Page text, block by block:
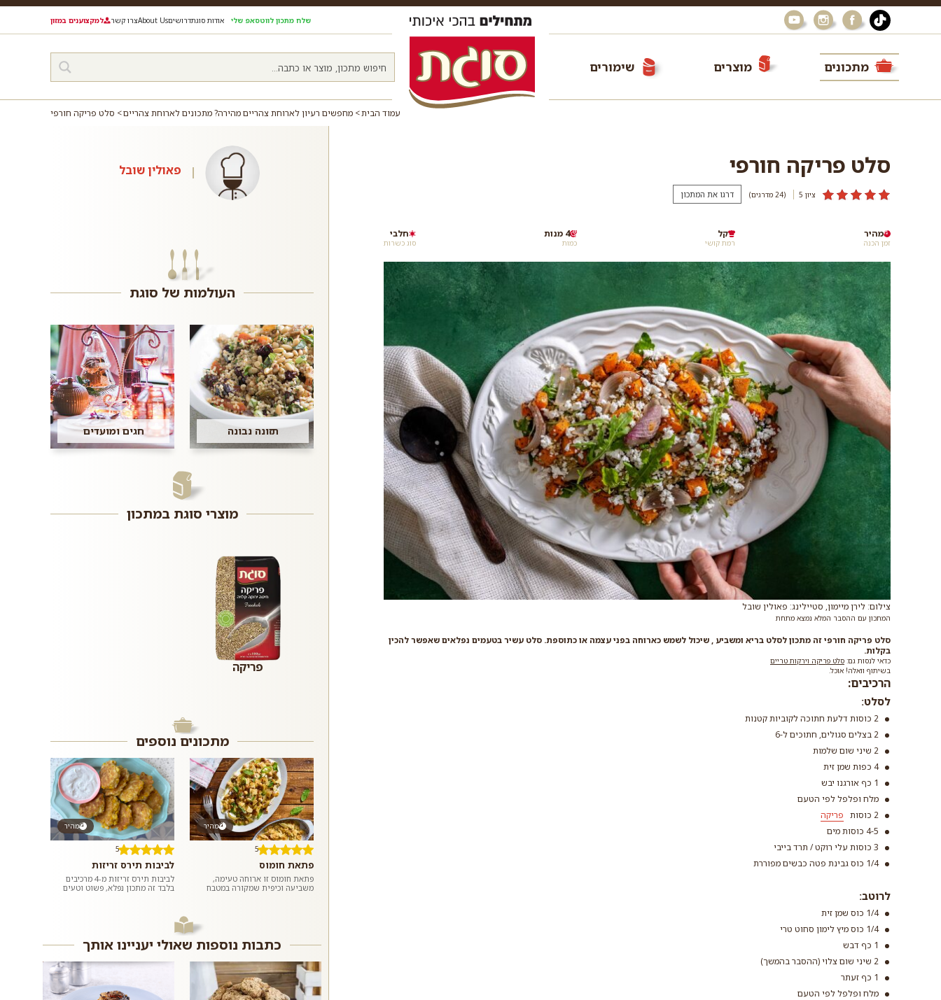
שלח מתכון לווטסאפ שלי אודות סוגתדרושיםAbout Usצרו קשר למקצוענים במזון
מתכונים מוצרים שימורים
עמוד הבית מחפשים רעיון לארוחת צהריים מהירה? מתכונים לארוחת צהריים סלט פריקה חורפי
סלט פריקה חורפי
ציון 5 (24 מדרגים) דרגו את המתכון
זמן הכנה
מהיר
רמת קושי
קל
כמות
4 מנות
סוג כשרות
חלבי
צילום: לירן מיימון, סטיילינג: פאולין שובל
המתכון עם ההסבר המלא נמצא מתחת
סלט פריקה חורפי זה מתכון לסלט בריא ומשביע , שיכול לשמש כארוחה בפני עצמה או כתוספת. סלט עשיר בטעמים נפלאים שאפשר להכין
בקלות.
כדאי לנסות גם: סלט פריקה וירקות טריים
בשיתוף וואלה! אוכל.
הרכיבים:
לסלט:
2 כוסות דלעת חתוכה לקוביות קטנות
2 בצלים סגולים, חתוכים ל-6
2 שיני שום שלמות
4 כפות שמן זית
1 כף אורגנו יבש
מלח ופלפל לפי הטעם
2 כוסות
פריקה
4-5 כוסות מים
3 כוסות עלי רוקט / תרד בייבי
1/4 כוס גבינת פטה כבשים מפוררת
לרוטב:
1/4 כוס שמן זית
1/4 כוס מיץ לימון סחוט טרי
1 כף דבש
2 שיני שום צלוי (ההסבר בהמשך)
1 כף זעתר
מלח ופלפל לפי הטעם
פאולין שובל
העולמות של סוגת
תזונה נבונה חגים ומועדים
מוצרי סוגת במתכון
פריקה
מתכונים נוספים
מהיר
5
פתאת חומוס
פתאת חומוס זו ארוחה טעימה,
משביעה וכיפית שמקורה במטבח
מהיר
5
לביבות תירס זריזות
לביבות תירס זריזות מ-4 מרכיבים
בלבד זה מתכון נפלא, פשוט וטעים
כתבות נוספות שאולי יעניינו אותך